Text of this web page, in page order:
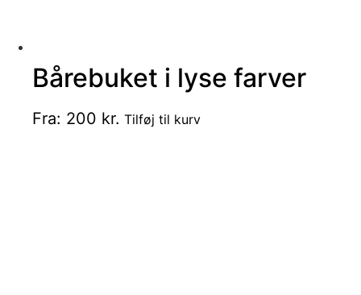
Bårebuket i lyse farver
Fra: 200 kr. Tilføj til kurvDette